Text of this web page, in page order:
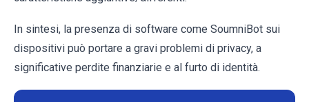
In sintesi, la presenza di software come SoumniBot sui
dispositivi può portare a gravi problemi di privacy, a
significative perdite finanziarie e al furto di identità.